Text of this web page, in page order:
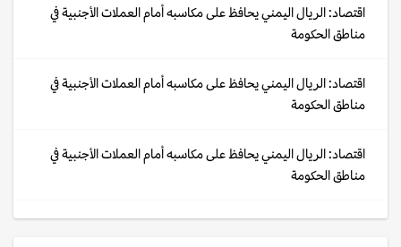
اقتصاد: الريال اليمني يحافظ على مكاسبه أمام العملات الأجنبية في
مناطق الحكومة
اقتصاد: الريال اليمني يحافظ على مكاسبه أمام العملات الأجنبية في
مناطق الحكومة
اقتصاد: الريال اليمني يحافظ على مكاسبه أمام العملات الأجنبية في
مناطق الحكومة